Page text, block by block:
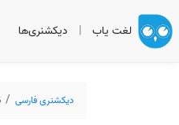
لغت یاب | دیکشنری‌ها
دیکشنری فارسی